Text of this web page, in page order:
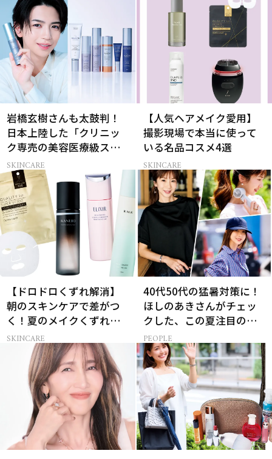
岩橋玄樹さんも太鼓判！
日本上陸した「クリニッ
ク専売の美容医療級スキ
ンケア」
SKINCARE
【人気ヘアメイク愛用】
撮影現場で本当に使って
いる名品コスメ4選
SKINCARE
【ドロドロくずれ解消】
朝のスキンケアで差がつ
く！夏のメイクくずれ防
止術
SKINCARE
40代50代の猛暑対策に！
ほしのあきさんがチェッ
クした、この夏注目の暑
さ対策グッズ3選
PEOPLE